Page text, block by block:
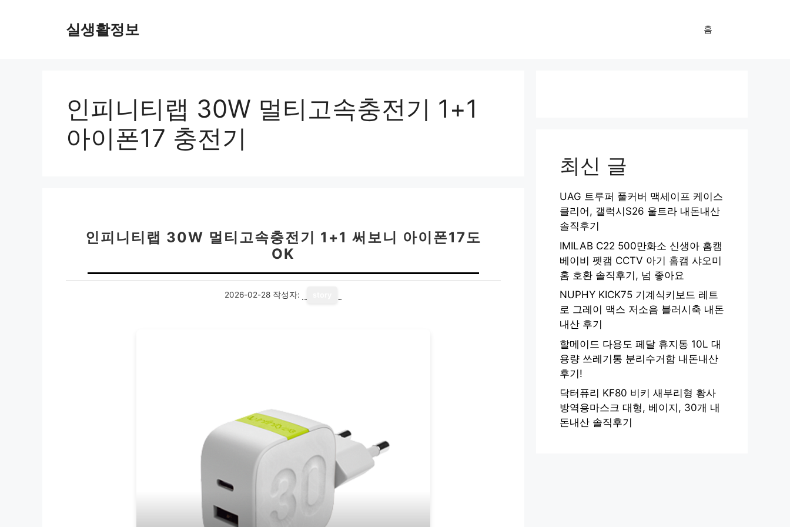
실생활정보 홈
인피니티랩 30W 멀티고속충전기 1+1
아이폰17 충전기
인피니티랩 30W 멀티고속충전기 1+1 써보니 아이폰17도
OK
2026-02-28 작성자:
최신 글
UAG 트루퍼 풀커버 맥세이프 케이스
클리어, 갤럭시S26 울트라 내돈내산
솔직후기
IMILAB C22 500만화소 신생아 홈캠
베이비 펫캠 CCTV 아기 홈캠 샤오미
홈 호환 솔직후기, 넘 좋아요
NUPHY KICK75 기계식키보드 레트
로 그레이 맥스 저소음 블러시축 내돈
내산 후기
할메이드 다용도 페달 휴지통 10L 대
용량 쓰레기통 분리수거함 내돈내산
후기!
닥터퓨리 KF80 비키 새부리형 황사
방역용마스크 대형, 베이지, 30개 내
돈내산 솔직후기